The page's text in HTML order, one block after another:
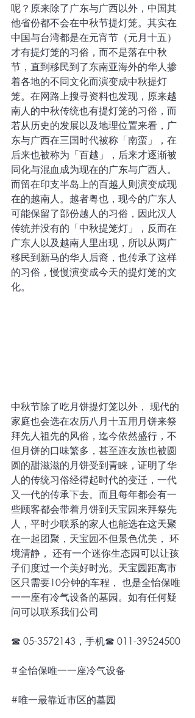
呢？原来除了广东与广西以外，中国其
他省份都不会在中秋节提灯笼。其实在
中国与台湾都是在元宵节（元月十五）
才有提灯笼的习俗，而不是落在中秋
节，直到移民到了东南亚海外的华人掺
着各地的不同文化而演变成中秋提灯
笼。在网路上搜寻资料也发现，原来越
南人的中秋传统也有提灯笼的习俗，而
若从历史的发展以及地理位置来看，广
东与广西在三国时代被称「南蛮」，在
后来也被称为「百越」，后来才逐渐被
同化与混血成为现在的广东与广西人。
而留在印支半岛上的百越人则演变成现
在的越南人。越者粤也，现今的广东人
可能保留了部份越人的习俗，因此汉人
传统并没有的「中秋提笼灯」，反而在
广东人以及越南人里出现，所以从两广
移民到新马的华人后裔，也传承了这样
的习俗，慢慢演变成今天的提灯笼的文
化。
中秋节除了吃月饼提灯笼以外， 现代的
家庭也会选在农历八月十五用月饼来祭
拜先人祖先的风俗，迄今依然盛行，不
但月饼的口味繁多，甚至连友族也被圆
圆的甜滋滋的月饼受到青睐，证明了华
人的传统习俗经得起时代的变迁，一代
又一代的传承下去。而且每年都会有一
些顾客都会带着月饼到天宝园来拜祭先
人，平时少联系的家人也能选在这天聚
在一起团聚，天宝园不但景色优美， 环
境清静， 还有一个迷你生态园可以让孩
子们度过一个美好时光。天宝园距离市
区只需要10分钟的车程， 也是全怡保唯
一一座有冷气设备的墓园。如有任何疑
问可以联系我们公司
☎ 05-3572143，手机☎ 011-39524500
#全怡保唯一一座冷气设备
#唯一最靠近市区的墓园